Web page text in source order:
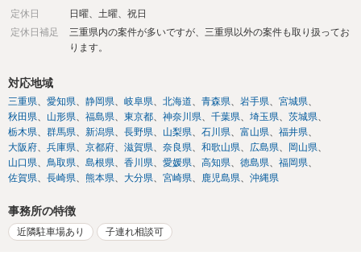
定休日
日曜、土曜、祝日
定休日補足
三重県内の案件が多いですが、三重県以外の案件も取り扱ってお
ります。
対応地域
三重県 愛知県 静岡県 岐阜県 北海道 青森県 岩手県
宮城県
秋田県
山形県 福島県 東京都 神奈川県 千葉県 埼玉県
茨城県
栃木県
群馬県 新潟県 長野県 山梨県 石川県 富山県
福井県
大阪府
兵庫県 京都府 滋賀県 奈良県 和歌山県 広島県
岡山県
山口県
鳥取県 島根県 香川県 愛媛県 高知県 徳島県
福岡県
佐賀県
長崎県 熊本県 大分県 宮崎県 鹿児島県 沖縄県
事務所の特徴
近隣駐車場あり 子連れ相談可